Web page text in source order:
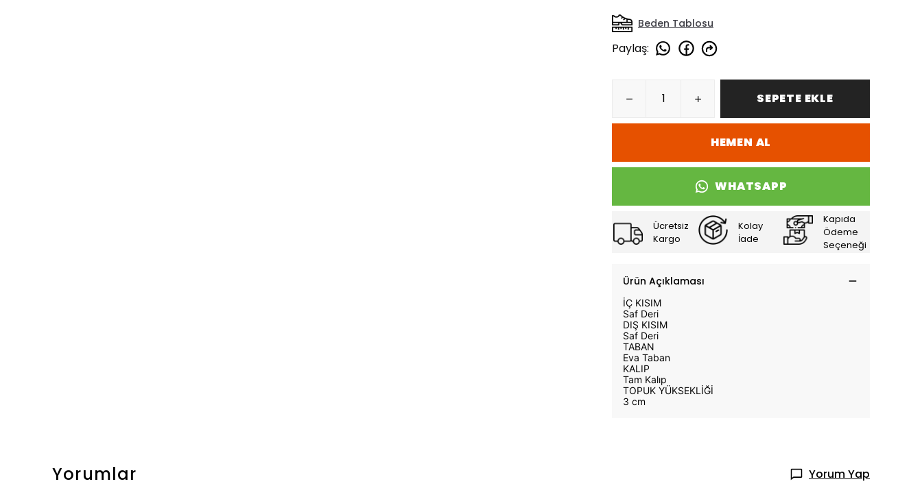
Beden Tablosu
Paylaş:
SEPETE EKLE
HEMEN AL
WHATSAPP
Ücretsiz
Kargo
Kolay
İade
Kapıda
Ödeme
Seçeneği
Ürün Açıklaması
İÇ KISIM
Saf Deri
DIŞ KISIM
Saf Deri
TABAN
Eva Taban
KALIP
Tam Kalıp
TOPUK YÜKSEKLİĞİ
3 cm
Yorumlar
Yorum Yap